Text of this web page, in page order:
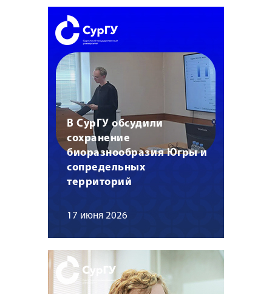
В СурГУ обсудили
сохранение
биоразнообразия Югры и
сопредельных
территорий
17 июня 2026